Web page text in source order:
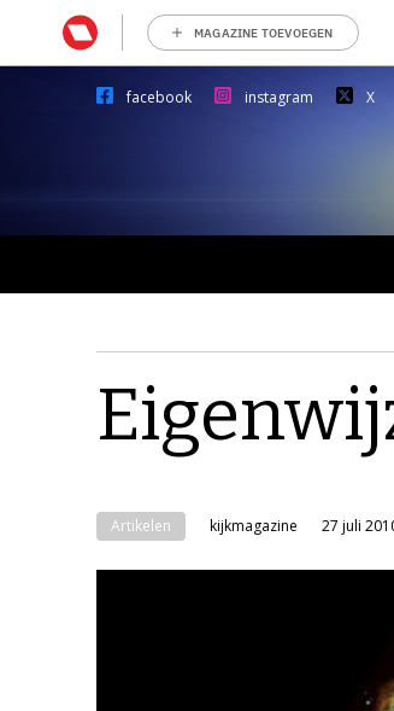
MAGAZINE TOEVOEGEN
facebook instagram X
Artikelen kijkmagazine 27 juli